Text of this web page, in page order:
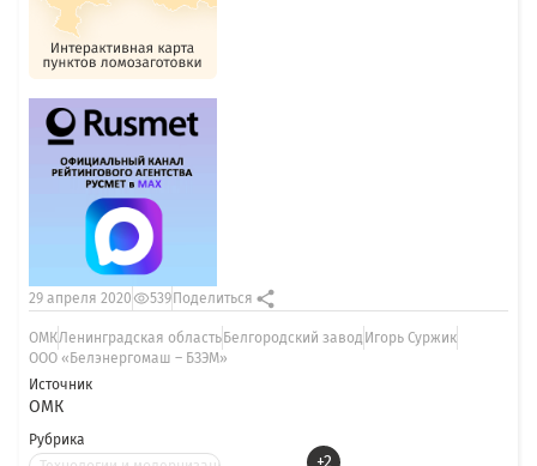
Источник
ОМК
Рубрика
+2
29 апреля 2020 539 Поделиться
ОМКЛенинградская область Белгородский завод Игорь Суржик
ООО «Белэнергомаш – БЗЭМ»